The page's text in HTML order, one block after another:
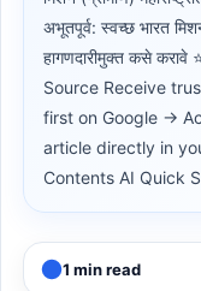
अभूतपूर्व: स्वच्छ भारत
हागणदारीमुक्त कसे
Source Receive
first on Google →
article directly in
Contents AI Quick
1 min read